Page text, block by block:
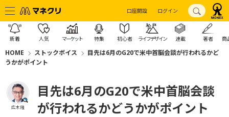
口座開設 ログイン
新着 人気 マーケット 特集 初心者 ライフデザイン 連載 著者 商
HOME ストックボイス
目先は6月のG20で米中首脳会談が行われるかど
うかがポイント
広木 隆
目先は6月のG20で米中首脳会談
が行われるかどうかがポイント